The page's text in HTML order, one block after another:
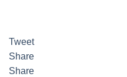
Tweet
Share
Share